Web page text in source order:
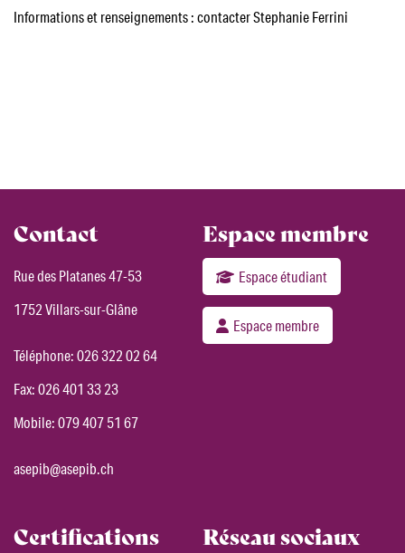
Informations et renseignements : contacter Stephanie Ferrini
Contact
Rue des Platanes 47-53
1752 Villars-sur-Glâne
Téléphone:026 322 02 64
Fax: 026 401 33 23
Mobile:079 407 51 67
asepib@asepib.ch
Espace membre
Espace étudiant
Espace membre
Certifications Réseau sociaux